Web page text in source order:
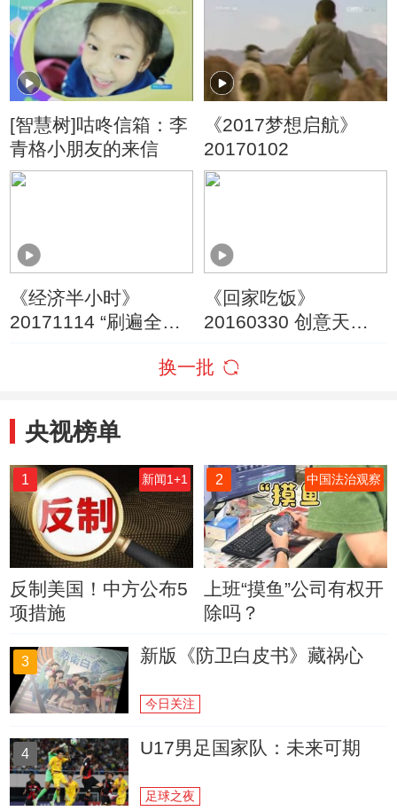
[智慧树]咕咚信箱：李
青格小朋友的来信
《2017梦想启航》
20170102
《经济半小时》
20171114 “刷遍全
《回家吃饭》
20160330 创意天妇
日式烧汁爱上培根卷
换一批
央视榜单
1 新闻1+1
反制美国！中方公布5
项措施
2 中国法治观察
上班“摸鱼”公司有权开
除吗？
3 新版《防卫白皮书》藏祸心
今日关注
4 U17男足国家队：未来可期
足球之夜